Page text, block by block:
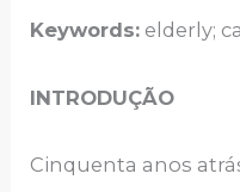
Keywords: elderly;
INTRODUÇÃO
Cinquenta anos